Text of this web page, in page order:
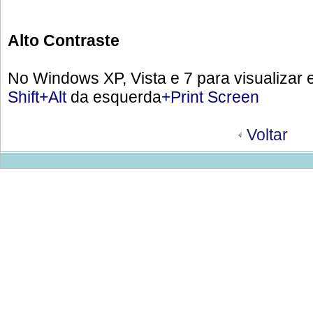
Alto Contraste
No Windows XP, Vista e 7 para visualizar
Shift+Alt da esquerda+Print Screen
Voltar